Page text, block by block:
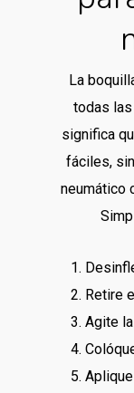
La
todas las
significa
fáciles,
neumático
Retire
Agite